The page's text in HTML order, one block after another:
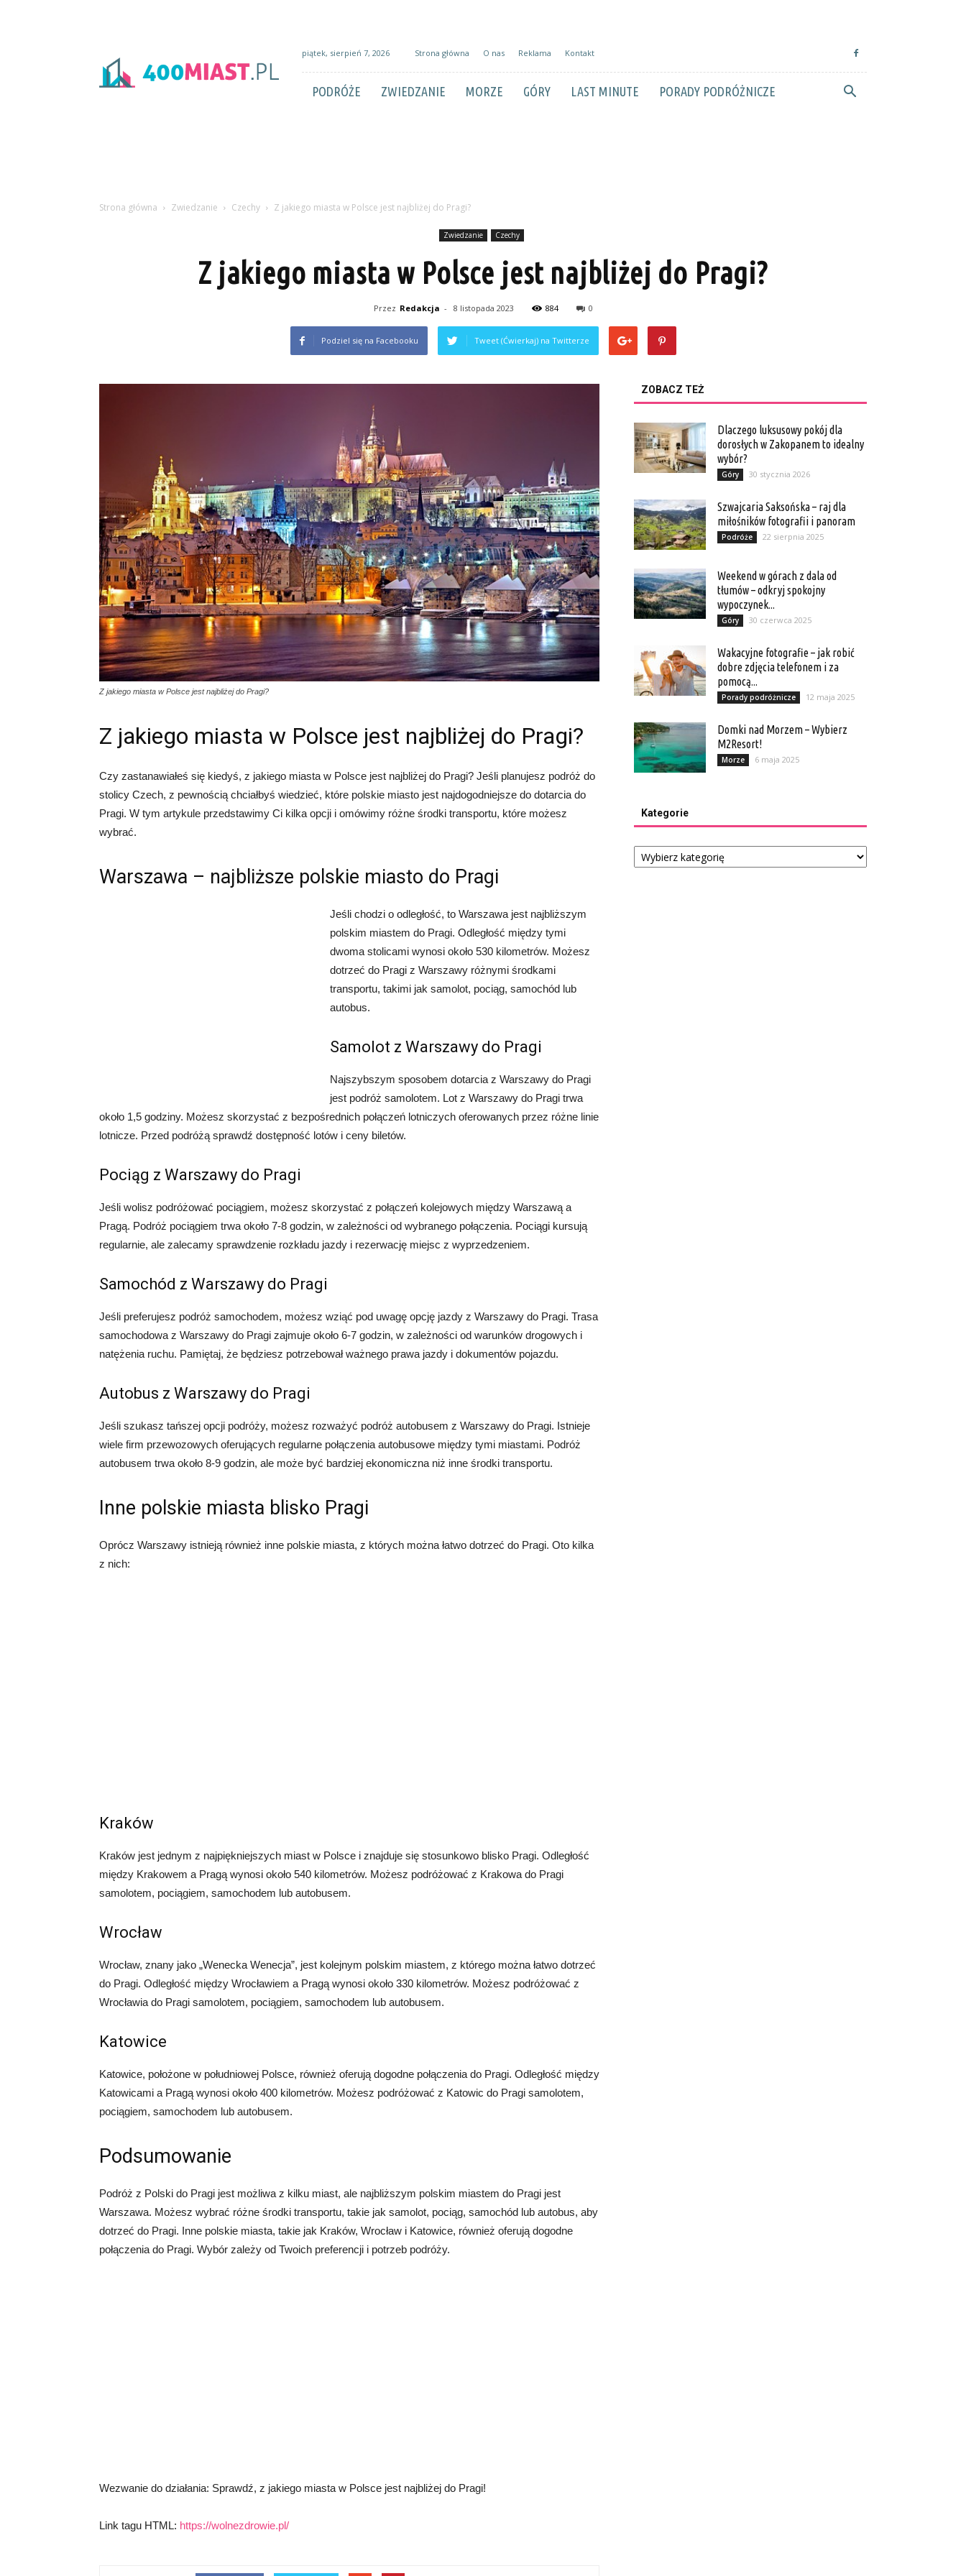
piątek, sierpień 7, 2026 Strona główna O nas Reklama Kontakt
PODRÓŻE ZWIEDZANIE MORZE GÓRY LAST MINUTE PORADY PODRÓŻNICZE
Strona główna Zwiedzanie Czechy Z jakiego miasta w Polsce jest najbliżej do Pragi?
Zwiedzanie Czechy
Z jakiego miasta w Polsce jest najbliżej do Pragi?
Przez Redakcja - 8 listopada 2023 884 0
Podziel się na Facebooku Tweet (Ćwierkaj) na Twitterze
Z jakiego miasta w Polsce jest najbliżej do Pragi?
Z jakiego miasta w Polsce jest najbliżej do Pragi?
Czy zastanawiałeś się kiedyś, z jakiego miasta w Polsce jest najbliżej do Pragi? Jeśli planujesz podróż do
stolicy Czech, z pewnością chciałbyś wiedzieć, które polskie miasto jest najdogodniejsze do dotarcia do
Pragi. W tym artykule przedstawimy Ci kilka opcji i omówimy różne środki transportu, które możesz
wybrać.
Warszawa – najbliższe polskie miasto do Pragi
Jeśli chodzi o odległość, to Warszawa jest najbliższym
polskim miastem do Pragi. Odległość między tymi
dwoma stolicami wynosi około 530 kilometrów. Możesz
dotrzeć do Pragi z Warszawy różnymi środkami
transportu, takimi jak samolot, pociąg, samochód lub
autobus.
Samolot z Warszawy do Pragi
Najszybszym sposobem dotarcia z Warszawy do Pragi
jest podróż samolotem. Lot z Warszawy do Pragi trwa
około 1,5 godziny. Możesz skorzystać z bezpośrednich połączeń lotniczych oferowanych przez różne linie
lotnicze. Przed podróżą sprawdź dostępność lotów i ceny biletów.
Pociąg z Warszawy do Pragi
Jeśli wolisz podróżować pociągiem, możesz skorzystać z połączeń kolejowych między Warszawą a
Pragą. Podróż pociągiem trwa około 7-8 godzin, w zależności od wybranego połączenia. Pociągi kursują
regularnie, ale zalecamy sprawdzenie rozkładu jazdy i rezerwację miejsc z wyprzedzeniem.
Samochód z Warszawy do Pragi
Jeśli preferujesz podróż samochodem, możesz wziąć pod uwagę opcję jazdy z Warszawy do Pragi. Trasa
samochodowa z Warszawy do Pragi zajmuje około 6-7 godzin, w zależności od warunków drogowych i
natężenia ruchu. Pamiętaj, że będziesz potrzebował ważnego prawa jazdy i dokumentów pojazdu.
Autobus z Warszawy do Pragi
Jeśli szukasz tańszej opcji podróży, możesz rozważyć podróż autobusem z Warszawy do Pragi. Istnieje
wiele firm przewozowych oferujących regularne połączenia autobusowe między tymi miastami. Podróż
autobusem trwa około 8-9 godzin, ale może być bardziej ekonomiczna niż inne środki transportu.
Inne polskie miasta blisko Pragi
Oprócz Warszawy istnieją również inne polskie miasta, z których można łatwo dotrzeć do Pragi. Oto kilka
z nich:
Kraków
Kraków jest jednym z najpiękniejszych miast w Polsce i znajduje się stosunkowo blisko Pragi. Odległość
między Krakowem a Pragą wynosi około 540 kilometrów. Możesz podróżować z Krakowa do Pragi
samolotem, pociągiem, samochodem lub autobusem.
Wrocław
Wrocław, znany jako „Wenecka Wenecja”, jest kolejnym polskim miastem, z którego można łatwo dotrzeć
do Pragi. Odległość między Wrocławiem a Pragą wynosi około 330 kilometrów. Możesz podróżować z
Wrocławia do Pragi samolotem, pociągiem, samochodem lub autobusem.
Katowice
Katowice, położone w południowej Polsce, również oferują dogodne połączenia do Pragi. Odległość między
Katowicami a Pragą wynosi około 400 kilometrów. Możesz podróżować z Katowic do Pragi samolotem,
pociągiem, samochodem lub autobusem.
Podsumowanie
Podróż z Polski do Pragi jest możliwa z kilku miast, ale najbliższym polskim miastem do Pragi jest
Warszawa. Możesz wybrać różne środki transportu, takie jak samolot, pociąg, samochód lub autobus, aby
dotrzeć do Pragi. Inne polskie miasta, takie jak Kraków, Wrocław i Katowice, również oferują dogodne
połączenia do Pragi. Wybór zależy od Twoich preferencji i potrzeb podróży.
Wezwanie do działania: Sprawdź, z jakiego miasta w Polsce jest najbliżej do Pragi!
Link tagu HTML: https://wolnezdrowie.pl/
ZOBACZ TEŻ
Dlaczego luksusowy pokój dla
dorosłych w Zakopanem to idealny
wybór?
Góry 30 stycznia 2026
Szwajcaria Saksońska – raj dla
miłośników fotografii i panoram
Podróże 22 sierpnia 2025
Weekend w górach z dala od
tłumów – odkryj spokojny
wypoczynek...
Góry 30 czerwca 2025
Wakacyjne fotografie – jak robić
dobre zdjęcia telefonem i za
pomocą...
Porady podróżnicze 12 maja 2025
Domki nad Morzem – Wybierz
M2Resort!
Morze 6 maja 2025
Kategorie
Kategorie